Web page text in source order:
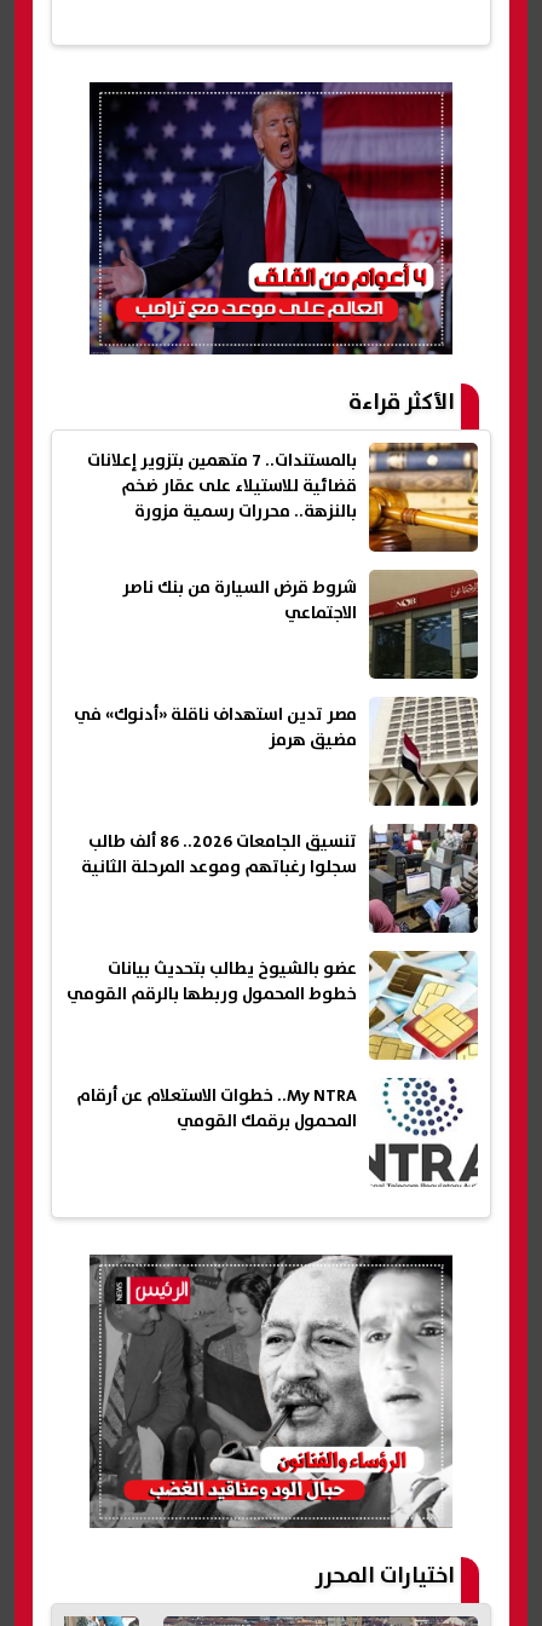
الأكثر قراءة
بالمستندات.. 7 متهمين بتزوير إعلانات
قضائية للاستيلاء على عقار ضخم
بالنزهة.. محررات رسمية مزورة
شروط قرض السيارة من بنك ناصر
الاجتماعي
مصر تدين استهداف ناقلة «أدنوك» في
مضيق هرمز
تنسيق الجامعات 2026.. 86 ألف طالب
سجلوا رغباتهم وموعد المرحلة الثانية
عضو بالشيوخ يطالب بتحديث بيانات
خطوط المحمول وربطها بالرقم القومي
My NTRA.. خطوات الاستعلام عن أرقام
المحمول برقمك القومي
اختيارات المحرر